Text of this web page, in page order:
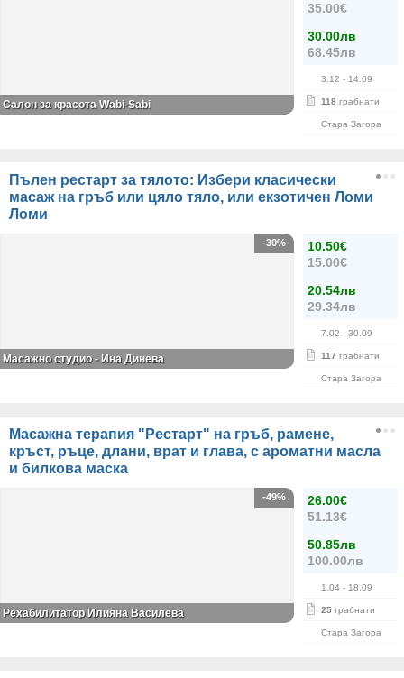
35.00€
30.00лв
68.45лв
3.12 - 14.09
118 грабнати
Стара Загора
Салон за красота Wabi-Sabi
Пълен рестарт за тялото: Избери класически
масаж на гръб или цяло тяло, или екзотичен Ломи
Ломи
10.50€
15.00€
20.54лв
29.34лв
7.02 - 30.09
117 грабнати
Стара Загора
-30%
Масажно студио - Ина Динева
Масажна терапия "Рестарт" на гръб, рамене,
кръст, ръце, длани, врат и глава, с ароматни масла
и билкова маска
26.00€
51.13€
50.85лв
100.00лв
1.04 - 18.09
25 грабнати
Стара Загора
-49%
Рехабилитатор Илияна Василева